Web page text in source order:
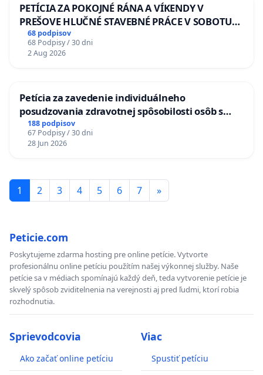
PETÍCIA ZA POKOJNÉ RÁNA A VÍKENDY V
PREŠOVE HLUČNÉ STAVEBNÉ PRÁCE V SOBOTU
LEN OD 9.00 DO 13.00 HOD., CEZ PRACOVNÝ
TÝŽDEŇ CIEĽ 8.00 – 18.00 HOD. A PRAVIDELNÁ
KONTROLA STAVBY C-AREA NA
68 podpisov
68 Podpisy / 30 dni
2 Aug 2026
Petícia za zavedenie individuálneho
posudzovania zdravotnej spôsobilosti osôb s
diabetom 1. a 2. typu pri prijímaní do
Policajného zboru SR
188 podpisov
67 Podpisy / 30 dni
28 Jun 2026
1 2 3 4 5 6 7 »
Peticie.com
Poskytujeme zdarma hosting pre online petície. Vytvorte
profesionálnu online petíciu použítím našej výkonnej služby. Naše
petície sa v médiach spomínajú každý deň, teda vytvorenie petície je
skvelý spôsob zviditelnenia na verejnosti aj pred ľudmi, ktorí robia
rozhodnutia.
Sprievodcovia
Ako začať online petíciu
Viac
Spustiť petíciu